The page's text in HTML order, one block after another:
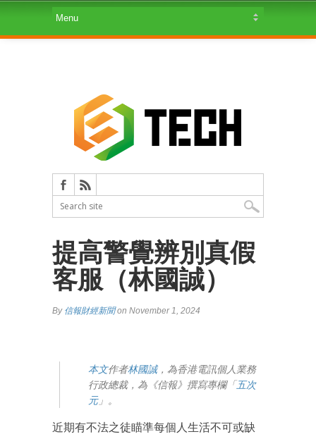
提高警覺辨別真假
客服（林國誠）
By 信報財經新聞on November 1, 2024
本文作者林國誠，為香港電訊個人業務
行政總裁，為《信報》撰寫專欄「 五次
元」。
近期有不法之徒瞄準每個人生活不可或缺